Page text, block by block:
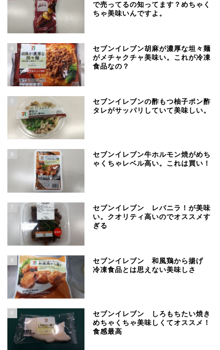
で売ってるの知ってます？めちゃく
ちゃ美味いんですよ。
4
セブンイレブン胡麻が濃厚な坦々麺
がメチャクチャ美味い。これが冷凍
食品なの？
5
セブンイレブンの酢もつ柚子ポン酢
タレがサッパリしていて美味しい。
6
セブンイレブン牛ホルモン焼がめち
ゃくちゃレベル高い。これは買い！
7
セブンイレブン レバニラ！が美味
い。クオリティ高いのでオススメす
ぎる
8
セブンイレブン 和風鶏から揚げ
冷凍食品とは思えない美味しさ
9
セブンイレブン しろもちたい焼き
めちゃくちゃ美味しくてオススメ！
食感最高